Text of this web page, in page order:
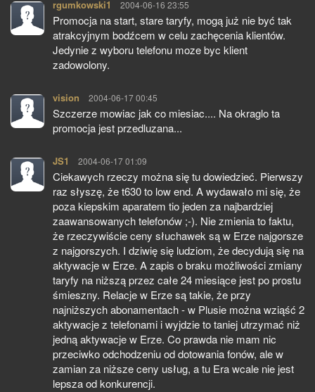
rgumkowski1 pisze:
2004-06-16 23:55
Promocja na start, stare taryfy, mogą już nie być tak
atrakcyjnym bodźcem w celu zachęcenia klientów.
Jedynie z wyboru telefonu moze byc klient
zadowolony.
vision pisze:
2004-06-17 00:45
Szczerze mowiac jak co miesiac.... Na okraglo ta
promocja jest przedluzana...
JS1 pisze:
2004-06-17 01:09
Ciekawych rzeczy można się tu dowiedzieć. Pierwszy
raz słyszę, że t630 to low end. A wydawało mi się, że
poza kiepskim aparatem tio jeden za najbardziej
zaawansowanych telefonów ;-). Nie zmienia to faktu,
że rzeczywiście ceny słuchawek są w Erze najgorsze
z najgorszych. I dziwię się ludziom, że decydują się na
aktywacje w Erze. A zapis o braku możliwości zmiany
taryfy na niższą przez całe 24 miesiące jest po prostu
śmieszny. Relacje w Erze są takie, że przy
najniższych abonamentach - w Plusie można wziąść 2
aktywacje z telefonami i wyjdzie to taniej utrzymać niż
jedną aktywacje w Erze. Co prawda nie mam nic
przeciwko odchodzeniu od dotowania fonów, ale w
zamian za niższe ceny usług, a tu Era wcale nie jest
lepsza od konkurencji.